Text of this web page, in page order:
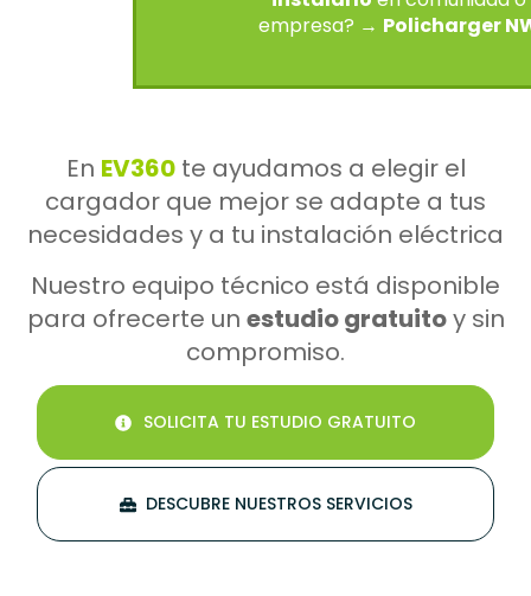
empresa? → Policharger
En EV360 te ayudamos a elegir el
cargador que mejor se adapte a tus
necesidades y a tu instalación eléctrica
Nuestro equipo técnico está disponible
para ofrecerte un estudio gratuitoy sin
compromiso.
SOLICITA TU ESTUDIO GRATUITO
DESCUBRE NUESTROS SERVICIOS